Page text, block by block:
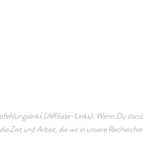
(Affiliate-Links). Wenn Du
Zeit und Arbeit, die wir in unsere